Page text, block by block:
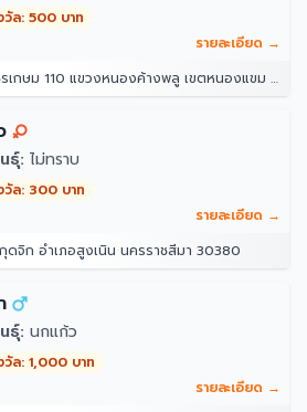
วัล: 500 บาท
รายละเอียด →
แขวงหนองค้างพลู เขตหนองแขม กรุงเทพมหานคร 10160
ธุ์: ไม่ทราบ
วัล: 300 บาท
รายละเอียด →
จิก อำเภอสูงเนิน นครราชสีมา 30380
ธุ์: นกแก้ว
วัล: 1,000 บาท
รายละเอียด →